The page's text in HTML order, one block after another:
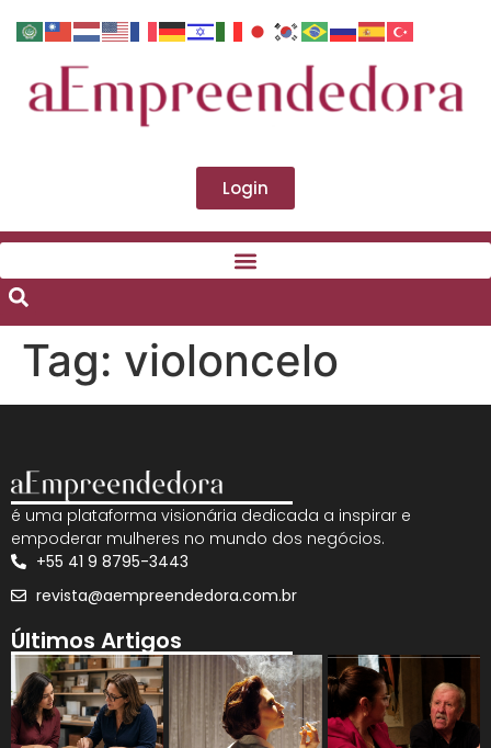
Login
Tag: violoncelo
é uma plataforma visionária dedicada a inspirar e
empoderar mulheres no mundo dos negócios.
+55 41 9 8795-3443
revista@aempreendedora.com.br
Últimos Artigos